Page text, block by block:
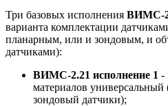
Три базовых исполнения ВИМС-
варианта комплектации
планарным, или и зондовым, и
датчиками):
ВИМС-2.21 исполнение 1 -
материалов
зондовый датчики);